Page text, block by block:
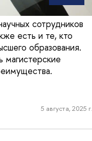
сотрудников
есть и те, кто
образования.
магистерские
5 августа, 2025 г.